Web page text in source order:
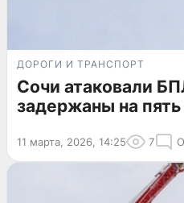
ДОРОГИ И ТРАНСПОРТ
Сочи атаковали
задержаны на пять
11 марта, 2026, 14:25 7